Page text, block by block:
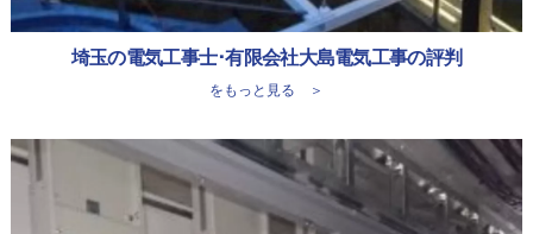
埼玉の電気工事士･有限会社大島電気工事の評判
をもっと見る ＞